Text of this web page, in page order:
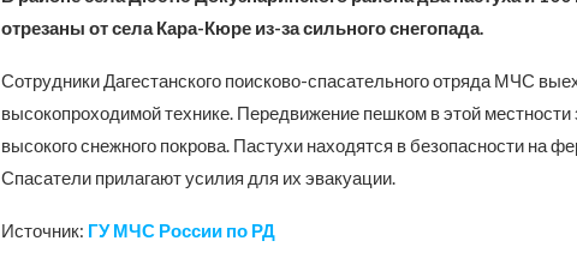
отрезаны от села Кара-Кюре из-за сильного снегопада.
Сотрудники Дагестанского поисково-спасательного отряда МЧС
высокопроходимой технике. Передвижение пешком в этой местности
высокого снежного покрова. Пастухи находятся в безопасности на
Спасатели прилагают усилия для их эвакуации.
Источник: ГУ МЧС России по РД